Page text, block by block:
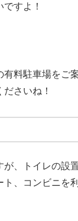
すよ！
有料駐車場をご
さいね！
が、トイレの設
、コンビニを